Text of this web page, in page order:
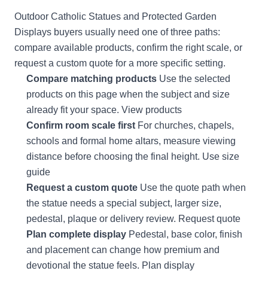
Outdoor Catholic Statues and Protected Garden
Displays buyers usually need one of three paths:
compare available products, confirm the right scale, or
request a custom quote for a more specific setting.
Compare matching products Use the selected
products on this page when the subject and size
already fit your space. View products
Confirm room scale first For churches, chapels,
schools and formal home altars, measure viewing
distance before choosing the final height. Use size
guide
Request a custom quote Use the quote path when
the statue needs a special subject, larger size,
pedestal, plaque or delivery review. Request quote
Plan complete display Pedestal, base color, finish
and placement can change how premium and
devotional the statue feels. Plan display